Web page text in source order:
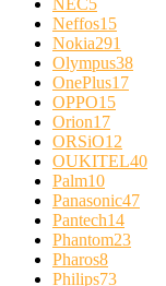
NEC5
Neffos15
Nokia291
Olympus38
OnePlus17
OPPO15
Orion17
ORSiO12
OUKITEL40
Palm10
Panasonic47
Pantech14
Phantom23
Pharos8
Philips73